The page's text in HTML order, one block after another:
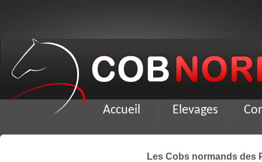
Accueil Elevages
Les Cobs normands des